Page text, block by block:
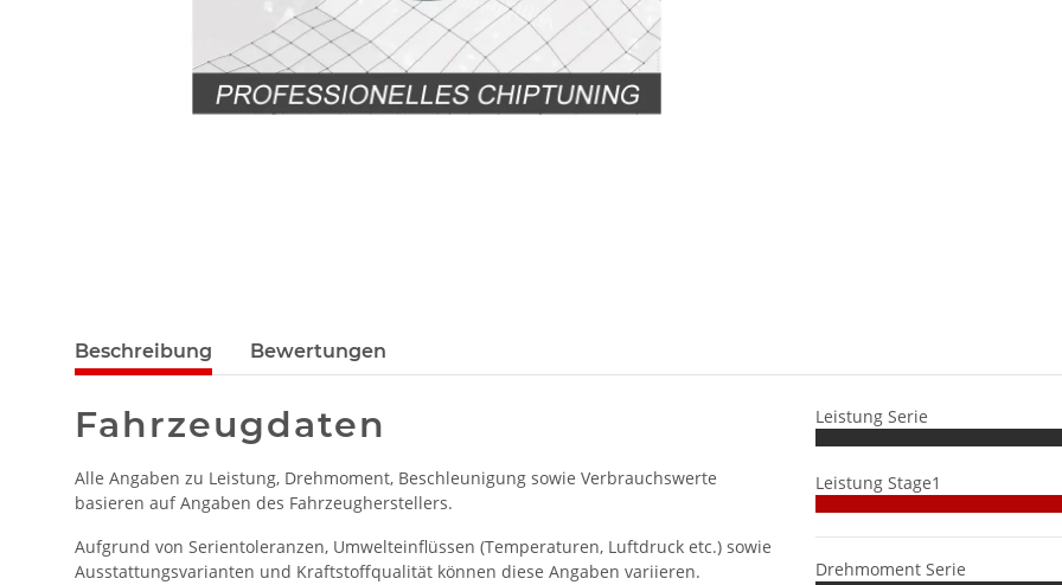
Beschreibung Bewertungen
Fahrzeugdaten
Alle Angaben zu Leistung, Drehmoment, Beschleunigung sowie Verbrauchswerte
basieren auf Angaben des Fahrzeugherstellers.
Aufgrund von Serientoleranzen, Umwelteinflüssen (Temperaturen, Luftdruck etc.) sowie
Ausstattungsvarianten und Kraftstoffqualität können diese Angaben variieren.
Leistung Serie
Leistung Stage1
Drehmoment Serie